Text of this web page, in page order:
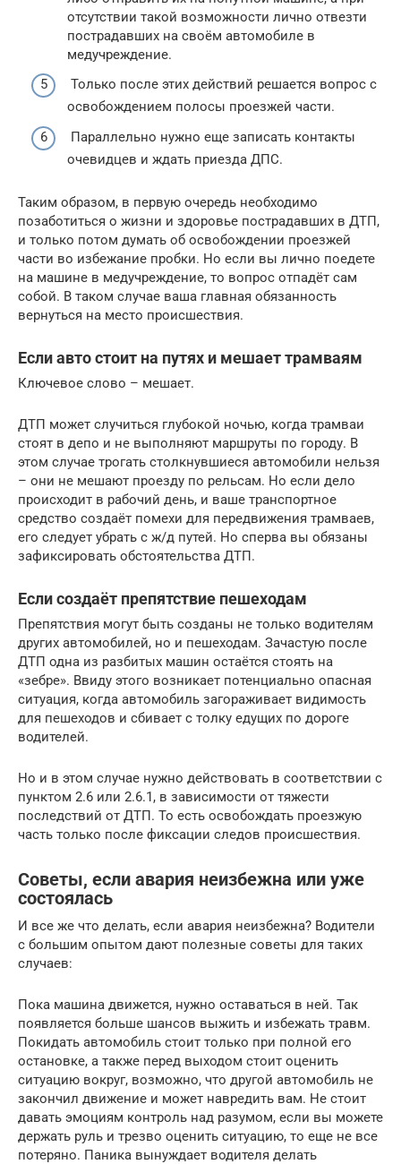
отсутствии такой возможности лично отвезти
пострадавших на своём автомобиле в
медучреждение.
Только после этих действий решается вопрос с
освобождением полосы проезжей части.
Параллельно нужно еще записать контакты
очевидцев и ждать приезда ДПС.
Таким образом, в первую очередь необходимо
позаботиться о жизни и здоровье пострадавших в ДТП,
и только потом думать об освобождении проезжей
части во избежание пробки. Но если вы лично поедете
на машине в медучреждение, то вопрос отпадёт сам
собой. В таком случае ваша главная обязанность
вернуться на место происшествия.
Если авто стоит на путях и мешает трамваям
Ключевое слово – мешает.
ДТП может случиться глубокой ночью, когда трамваи
стоят в депо и не выполняют маршруты по городу. В
этом случае трогать столкнувшиеся автомобили нельзя
– они не мешают проезду по рельсам. Но если дело
происходит в рабочий день, и ваше транспортное
средство создаёт помехи для передвижения трамваев,
его следует убрать с ж/д путей. Но сперва вы обязаны
зафиксировать обстоятельства ДТП.
Если создаёт препятствие пешеходам
Препятствия могут быть созданы не только водителям
других автомобилей, но и пешеходам. Зачастую после
ДТП одна из разбитых машин остаётся стоять на
«зебре». Ввиду этого возникает потенциально опасная
ситуация, когда автомобиль загораживает видимость
для пешеходов и сбивает с толку едущих по дороге
водителей.
Но и в этом случае нужно действовать в соответствии с
пунктом 2.6 или 2.6.1, в зависимости от тяжести
последствий от ДТП. То есть освобождать проезжую
часть только после фиксации следов происшествия.
Советы, если авария неизбежна или уже
состоялась
И все же что делать, если авария неизбежна? Водители
с большим опытом дают полезные советы для таких
случаев:
Пока машина движется, нужно оставаться в ней. Так
появляется больше шансов выжить и избежать травм.
Покидать автомобиль стоит только при полной его
остановке, а также перед выходом стоит оценить
ситуацию вокруг, возможно, что другой автомобиль не
закончил движение и может навредить вам. Не стоит
давать эмоциям контроль над разумом, если вы можете
держать руль и трезво оценить ситуацию, то еще не все
потеряно. Паника вынуждает водителя делать